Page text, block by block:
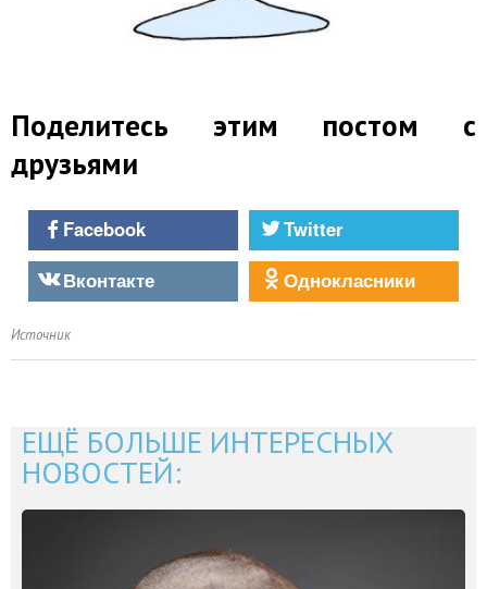
Поделитесь этим постом с
друзьями
Facebook
Twitter
Вконтакте
Однокласники
Источник
ЕЩЁ БОЛЬШЕ ИНТЕРЕСНЫХ
НОВОСТЕЙ: